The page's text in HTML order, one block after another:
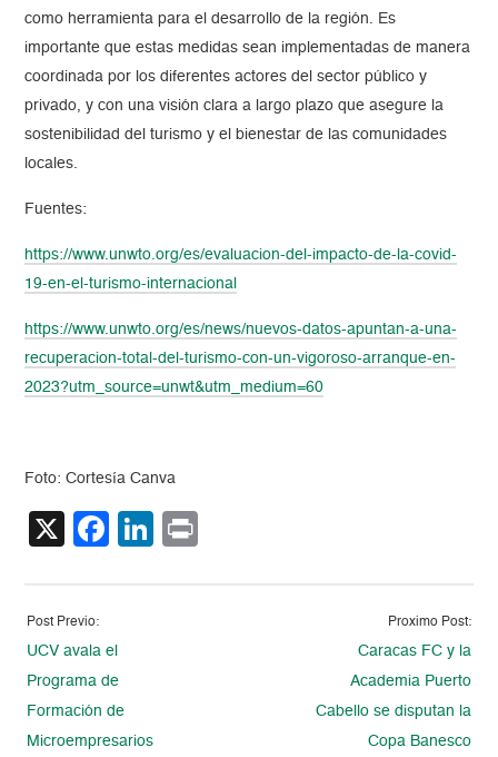
como herramienta para el desarrollo de la región. Es
importante que estas medidas sean implementadas de manera
coordinada por los diferentes actores del sector público y
privado, y con una visión clara a largo plazo que asegure la
sostenibilidad del turismo y el bienestar de las comunidades
locales.
Fuentes:
https://www.unwto.org/es/evaluacion-del-impacto-de-la-covid-
19-en-el-turismo-internacional
https://www.unwto.org/es/news/nuevos-datos-apuntan-a-una-
recuperacion-total-del-turismo-con-un-vigoroso-arranque-en-
2023?utm_source=unwt&utm_medium=60
Foto: Cortesía Canva
X Facebook
LinkedIn
Post Previo:
UCV avala el
Programa de
Formación de
Microempresarios
Proximo Post:
Caracas FC y la
Academia Puerto
Cabello se disputan la
Copa Banesco